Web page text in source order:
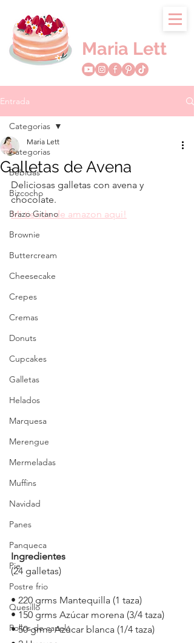
Maria Lett
Entrada
Categorias
Bebidas
Bizcocho
Brazo Gitano
Brownie
Buttercream
Cheesecake
Crepes
Cremas
Donuts
Cupcakes
Galletas
Helados
Marquesa
Merengue
Mermeladas
Muffins
Navidad
Panes
Panqueca
Pie
Postre frio
Quesillo
Rollos de canela
Categorias
Galletas de Avena
Maria Lett
Deliciosas galletas con avena y
chocolate.
Mi tienda de amazon aqui!
Ingredientes
(24 galletas)
• 220 grms Mantequilla (1 taza)
• 150 grms Azúcar morena (3/4 taza)
• 50 grms Azúcar blanca (1/4 taza)